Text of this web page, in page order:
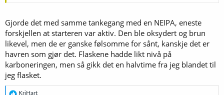
Gjorde det med samme tankegang med en NEIPA, eneste
forskjellen at starteren var aktiv. Den ble oksydert og brun
likevel, men de er ganske følsomme for sånt, kanskje det er
havren som gjør det. Flaskene hadde likt nivå på
karboneringen, men så gikk det en halvtime fra jeg blandet til
jeg flasket.
R
KriHart